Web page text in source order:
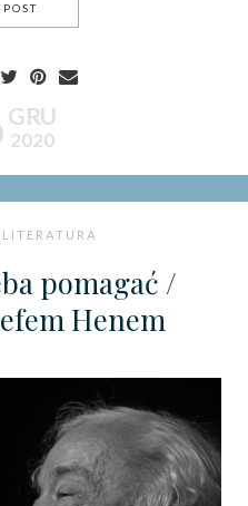
GRU
2020
LEW TOŁSTOJ – ANNA
LITERATURA
pomagać /
Henem